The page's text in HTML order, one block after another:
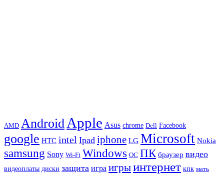
AMD Android Apple Asus chrome Dell Facebook
google HTC intel Ipad iphone LG Microsoft Nokia
samsung Sony Wi-Fi Windows ОС ПК браузер видео
видеоплаты диски защита игра игрыинтернет кпк мать